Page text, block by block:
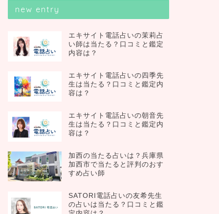
new entry
エキサイト電話占いの茉莉占
い師は当たる？口コミと鑑定
内容は？
エキサイト電話占いの四季先
生は当たる？口コミと鑑定内
容は？
エキサイト電話占いの朝音先
生は当たる？口コミと鑑定内
容は？
加西の当たる占いは？兵庫県
加西市で当たると評判のおす
すめ占い師
SATORI電話占いの友希先生
の占いは当たる？口コミと鑑